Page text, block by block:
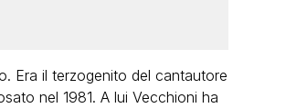
Era il terzogenito del cantautore
nel 1981. A lui Vecchioni ha